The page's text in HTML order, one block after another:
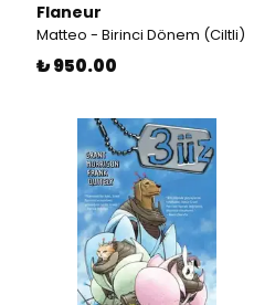
Flaneur
Matteo - Birinci Dönem (Ciltli)
₺ 950.00